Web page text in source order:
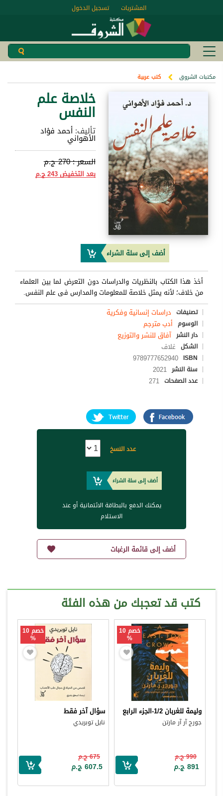
تسجيل الدخول المشتريات
مكتبات الشروق كتب عربية
خلاصة علم
النفس
تأليف:أحمد فؤاد
الأهواني
السعر :270 ج.م
بعد التخفيض243 ج.م
أضف إلى سلة الشراء
أخذ هذا الكتاب بالنظريات والدراسات دون التعرض لما بين العلماء
من خلاف؛ لأنه يمثل خلاصة للمعلومات والمدارس فى علم النفس.
تصنيفات دراسات إنسانية وفكرية
الوسوم أدب مترجم
دار النشر آفاق للنشر والتوزيع
الشكل غلاف
ISBN
9789777652940
سنة النشر 2021
عدد الصفحات 271
عدد النسخ
أضف إلى سلة الشراء
يمكنك الدفع بالبطاقة الائتمانية أو عند
الاستلام
أضف إلى قائمة الرغبات
كتب قد تعجبك من هذه الفئة
خصم 10
%
وليمة للغربان 1/2-الجزء الرابع
جورج آر آر مارتن
990 ج.م
891 ج.م
خصم 10
%
سؤال آخر فقط
نايل توبريدي
675 ج.م
607.5 ج.م